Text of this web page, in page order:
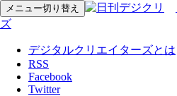
メニュー切り替え
ズ
デジタルクリエイターズとは
RSS
Facebook
Twitter